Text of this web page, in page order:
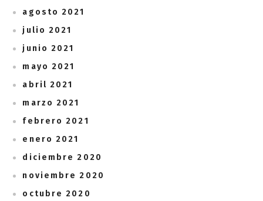
agosto 2021
julio 2021
junio 2021
mayo 2021
abril 2021
marzo 2021
febrero 2021
enero 2021
diciembre 2020
noviembre 2020
octubre 2020